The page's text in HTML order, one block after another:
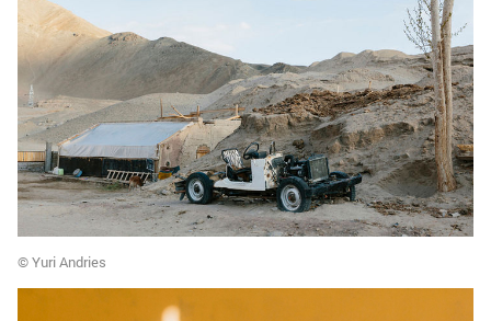
© Yuri Andries